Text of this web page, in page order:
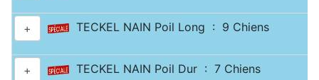
+ TECKEL NAIN Poil Long : 9 Chiens
+ TECKEL NAIN Poil Dur : 7 Chiens